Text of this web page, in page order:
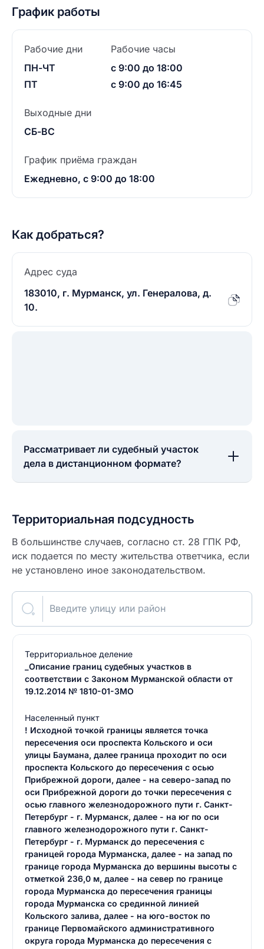
График работы
Рабочие дни
ПН-ЧТ
ПТ
Рабочие часы
с 9:00 до 18:00
с 9:00 до 16:45
Выходные дни
СБ-ВС
График приёма граждан
Ежедневно, с 9:00 до 18:00
Как добраться?
Адрес суда
183010, г. Мурманск, ул. Генералова, д.
10.
Рассматривает ли судебный участок
дела в дистанционном формате?
Территориальная подсудность
В большинстве случаев, согласно ст. 28 ГПК РФ,
иск подается по месту жительства ответчика, если
не установлено иное законодательством.
Введите улицу или район
Территориальное деление
_Описание границ судебных участков в
соответствии с Законом Мурманской области от
19.12.2014 № 1810-01-ЗМО
Населенный пункт
! Исходной точкой границы является точка
пересечения оси проспекта Кольского и оси
улицы Баумана, далее граница проходит по оси
проспекта Кольского до пересечения с осью
Прибрежной дороги, далее - на северо-запад по
оси Прибрежной дороги до точки пересечения с
осью главного железнодорожного пути г. Санкт-
Петербург - г. Мурманск, далее - на юг по оси
главного железнодорожного пути г. Санкт-
Петербург - г. Мурманск до пересечения с
границей города Мурманска, далее - на запад по
границе города Мурманска до вершины высоты с
отметкой 236,0 м, далее - на север по границе
города Мурманска до пересечения границы
города Мурманска со срединной линией
Кольского залива, далее - на юго-восток по
границе Первомайского административного
округа города Мурманска до пересечения с